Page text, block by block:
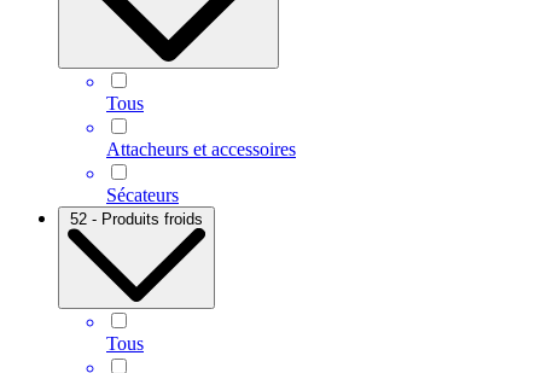
Tous
Attacheurs et accessoires
Sécateurs
52 - Produits froids
Tous